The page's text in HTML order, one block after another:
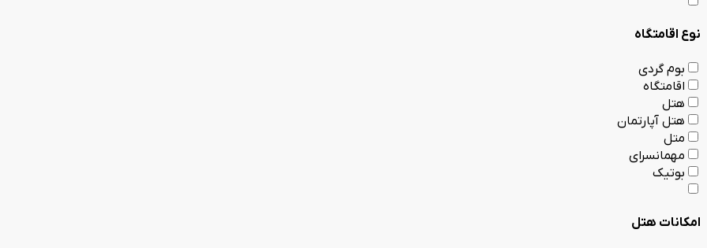
نوع اقامتگاه
بوم گردی
اقامتگاه
هتل
هتل آپارتمان
متل
مهمانسرای
بوتیک
امکانات هتل